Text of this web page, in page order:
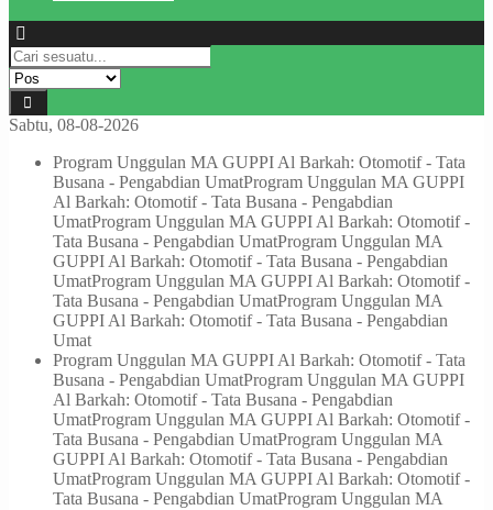
Sabtu, 08-08-2026
Program Unggulan MA GUPPI Al Barkah: Otomotif - Tata
Busana - Pengabdian UmatProgram Unggulan MA GUPPI
Al Barkah: Otomotif - Tata Busana - Pengabdian
UmatProgram Unggulan MA GUPPI Al Barkah: Otomotif -
Tata Busana - Pengabdian UmatProgram Unggulan MA
GUPPI Al Barkah: Otomotif - Tata Busana - Pengabdian
UmatProgram Unggulan MA GUPPI Al Barkah: Otomotif -
Tata Busana - Pengabdian UmatProgram Unggulan MA
GUPPI Al Barkah: Otomotif - Tata Busana - Pengabdian
Umat
Program Unggulan MA GUPPI Al Barkah: Otomotif - Tata
Busana - Pengabdian UmatProgram Unggulan MA GUPPI
Al Barkah: Otomotif - Tata Busana - Pengabdian
UmatProgram Unggulan MA GUPPI Al Barkah: Otomotif -
Tata Busana - Pengabdian UmatProgram Unggulan MA
GUPPI Al Barkah: Otomotif - Tata Busana - Pengabdian
UmatProgram Unggulan MA GUPPI Al Barkah: Otomotif -
Tata Busana - Pengabdian UmatProgram Unggulan MA